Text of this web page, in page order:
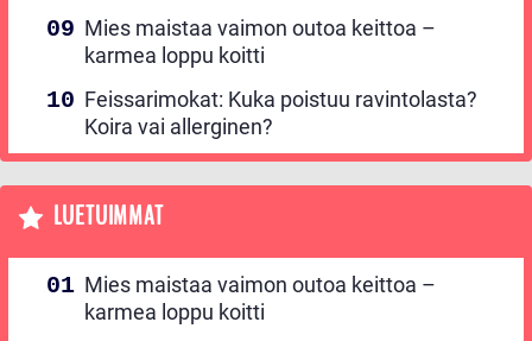
Mies maistaa vaimon outoa keittoa –
karmea loppu koitti
Feissarimokat: Kuka poistuu ravintolasta?
Koira vai allerginen?
LUETUIMMAT
Mies maistaa vaimon outoa keittoa –
karmea loppu koitti